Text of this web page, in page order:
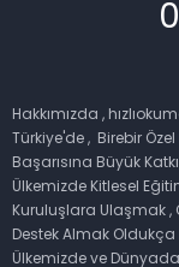
Hakkımızda ,
Türkiye'de , Birebir
Başarısına Büyük
Ülkemizde Kitlesel
Kuruluşlara Ulaşmak ,
Destek Almak
Ülkemizde ve